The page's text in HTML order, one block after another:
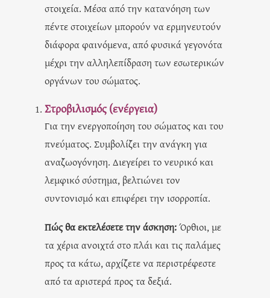
στοιχεία. Μέσα από την κατανόηση των
πέντε στοιχείων μπορούν να ερμηνευτούν
διάφορα φαινόμενα, από φυσικά γεγονότα
μέχρι την αλληλεπίδραση των εσωτερικών
οργάνων του σώματος.
Στροβιλισμός (ενέργεια)
Για την ενεργοποίηση του σώματος και του
πνεύματος. Συμβολίζει την ανάγκη για
αναζωογόνηση. Διεγείρει το νευρικό και
λεμφικό σύστημα, βελτιώνει τον
συντονισμό και επιφέρει την ισορροπία.
Πώς θα εκτελέσετε την άσκηση:Όρθιοι, με
τα χέρια ανοιχτά στο πλάι και τις παλάμες
προς τα κάτω, αρχίζετε να περιστρέφεστε
από τα αριστερά προς τα δεξιά.